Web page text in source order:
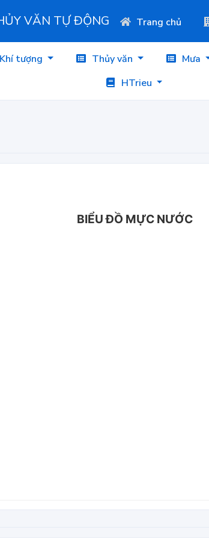
VĂN TỰ ĐỘNG Trang chủ
Khí tượng Thủy văn Mưa
HTrieu
BIỂU ĐỒ MỰC NƯỚC